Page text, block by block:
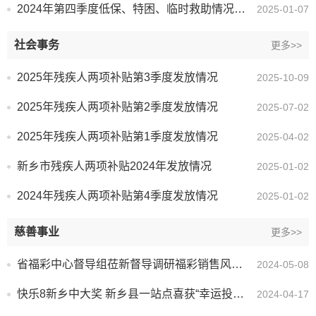
2024年第四季度低保、特困、临时救助情况统计表 2025-01-07
社会事务 更多>>
2025年残疾人两项补贴第3季度发放情况 2025-10-09
2025年残疾人两项补贴第2季度发放情况 2025-07-02
2025年残疾人两项补贴第1季度发放情况 2025-04-02
新乡市残疾人两项补贴2024年发放情况 2025-01-02
2024年残疾人两项补贴第4季度发放情况 2025-01-02
慈善事业 更多>>
省福彩中心督导组莅新督导调研福彩销售风险隐患排查工作 2024-05-08
快乐8新乡中大奖 新乡县一站点喜获“幸运投注站”称号 2024-04-17